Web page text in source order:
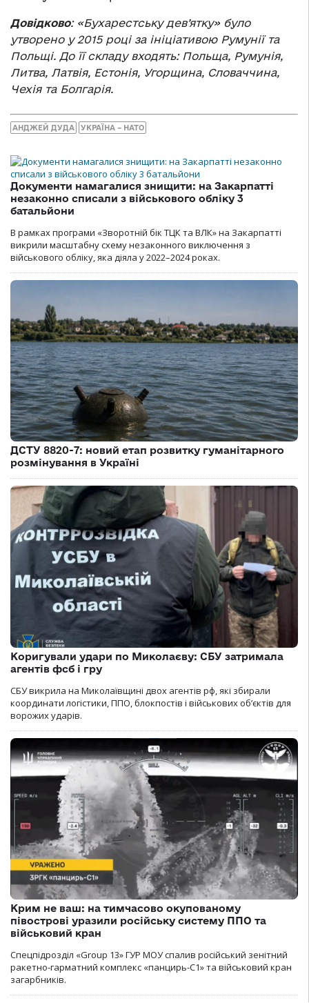
Довідково: «Бухарестську дев’ятку» було
утворено у 2015 році за ініціативою Румунії та
Польщі. До її складу входять: Польща, Румунія,
Литва, Латвія, Естонія, Угорщина, Словаччина,
Чехія та Болгарія.
АНДЖЕЙ ДУДА УКРАЇНА – НАТО
Документи намагалися знищити: на Закарпатті
незаконно списали з військового обліку 3
батальйони
В рамках програми «Зворотній бік ТЦК та ВЛК» на Закарпатті
викрили масштабну схему незаконного виключення з
військового обліку, яка діяла у 2022–2024 роках.
ДСТУ 8820-7: новий етап розвитку гуманітарного
розмінування в Україні
Коригували удари по Миколаєву: СБУ затримала
агентів фсб і гру
СБУ викрила на Миколаївщині двох агентів рф, які збирали
координати логістики, ППО, блокпостів і військових об’єктів для
ворожих ударів.
Крим не ваш: на тимчасово окупованому
півострові уразили російську систему ППО та
військовий кран
Спецпідрозділ «Group 13» ГУР МОУ спалив російський зенітний
ракетно-гарматний комплекс «панцирь-С1» та військовий кран
загарбників.